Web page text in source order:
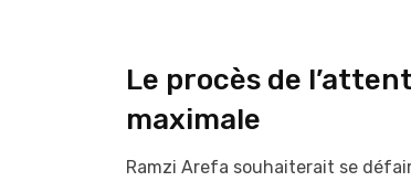
Le procès de
maximale
Ramzi Arefa souhaiterait se